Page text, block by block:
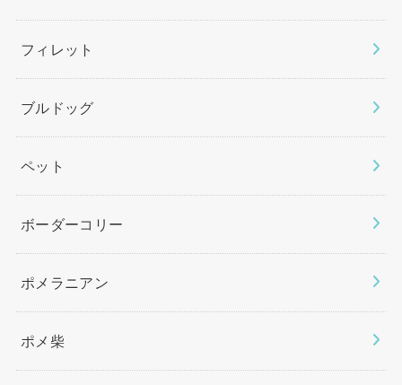
フィレット
ブルドッグ
ペット
ボーダーコリー
ポメラニアン
ポメ柴